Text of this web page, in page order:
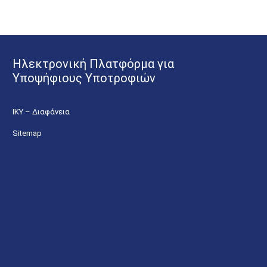
Ηλεκτρονική Πλατφόρμα για
Υποψήφιους Υποτροφιών
ΙΚΥ – Διαφάνεια
Sitemap